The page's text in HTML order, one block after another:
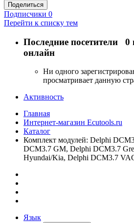
Поделиться
Подписчики 0
Перейти к списку тем
Последние посетители 0
онлайн
Ни одного
просматривает данную
Активность
Главная
Интернет-магазин Ecutools.ru
Каталог
Комплект модулей: Delphi
DCM3.7 GM, Delphi DCM3.7
Hyundai/Kia, Delphi DCM3.7
Язык